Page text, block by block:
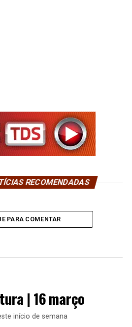
RECOMENDADAS
PARA COMENTAR
| 16 março
início de semana